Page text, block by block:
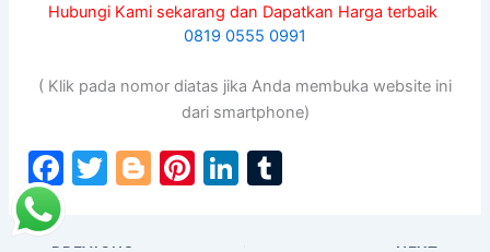
Hubungi Kami sekarang dan Dapatkan Harga terbaik
0819 0555 0991
( Klik pada nomor diatas jika Anda membuka website ini
dari smartphone)
F
c
T
itt
Bl Pi Li